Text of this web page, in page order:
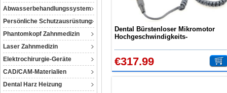
Abwasserbehandlungssystem
Persönliche Schutzausrüstung
Phantomkopf Zahnmedizin
Laser Zahnmedizin
Elektrochirurgie-Geräte
CAD/CAM-Materialien
Dental Harz Heizung
Dental Bürstenloser Mikromotor
Hochgeschwindigkeits-
Handstück G800
€317.99